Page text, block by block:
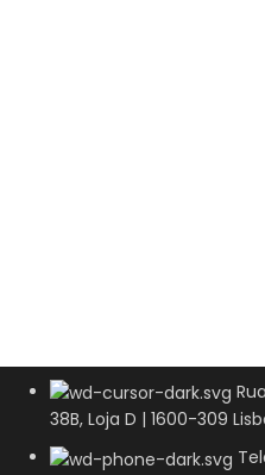
38B, Loja D | 1600-309